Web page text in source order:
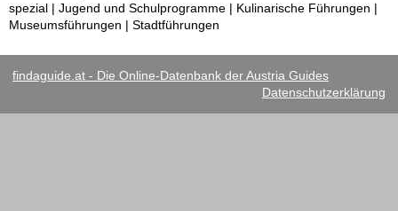
spezial | Jugend und Schulprogramme | Kulinarische Führungen |
Museumsführungen | Stadtführungen
findaguide.at - Die Online-Datenbank der Austria Guides
Datenschutzerklärung